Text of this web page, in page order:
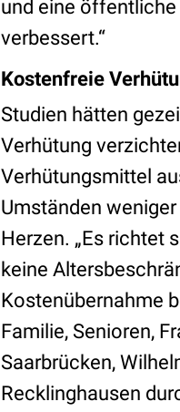
und eine
verbessert.“
Kostenfreie
Studien hätten
Verhütung
Verhütungsmittel
Umständen
Herzen. „Es richtet
keine
Kostenübernahme
Familie, Senioren,
Saarbrücken,
Recklinghausen